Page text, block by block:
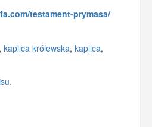
testament-prymasa/
, kaplica królewska, kaplica,